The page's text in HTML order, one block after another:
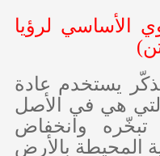
الأساسي لرؤيا
يستخدم عادة
هي في الأصل
تبخّره وانخفاض
المحيطة بالأرض